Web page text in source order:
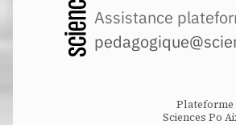
Assistance
Plateforme
Sciences Po